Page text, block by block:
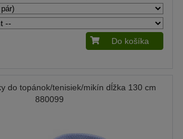
Do košíka
do topánok/tenisiek/mikín dĺžka 130 cm
880099